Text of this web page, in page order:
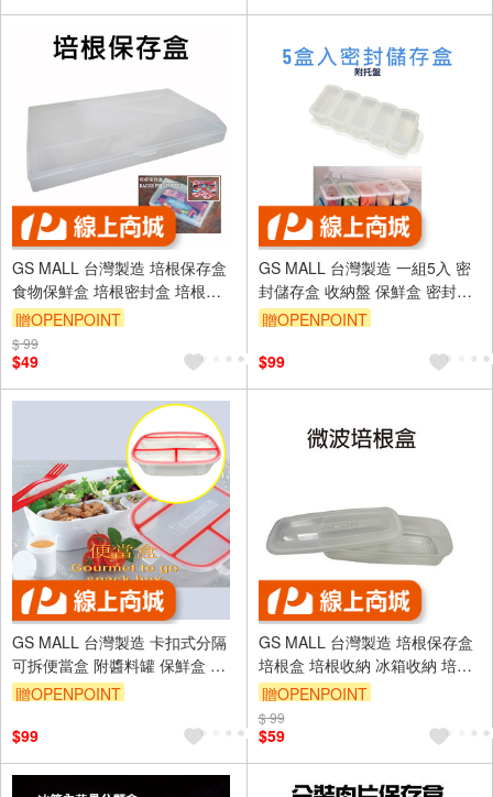
GS MALL 台灣製造 培根保存盒
食物保鮮盒 培根密封盒 培根收
納盒 培根肉片盒 培根冰箱收納
培根盒
贈OPENPOINT
$ 99
$49
GS MALL 台灣製造 一組5入 密
封儲存盒 收納盤 保鮮盒 密封盒
分裝盒 食物盒 收納盒 儲存盒 密
贈OPENPOINT
$99
GS MALL 台灣製造 卡扣式分隔
可拆便當盒 附醬料罐 保鮮盒 餐
盒 保存盒 飯盒 蔬菜盒 水果盒 便
贈OPENPOINT
$99
GS MALL 台灣製造 培根保存盒
培根盒 培根收納 冰箱收納 培根
微波盒 培根收納盒 培根保鮮盒
保鮮盒
贈OPENPOINT
$ 99
$59